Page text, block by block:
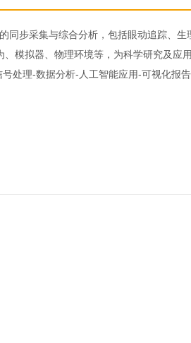
步采集与综合分析，包括眼动追踪、生
模拟器、物理环境等，为科学研究及应
处理-数据分析-人工智能应用-可视化报